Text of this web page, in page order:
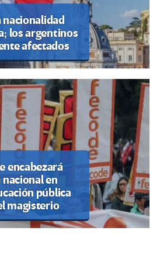
nacionalidad
los argentinos
afectados
encabezará
en
pública
magisterio